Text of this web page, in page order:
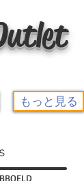
utlet
もっと見る
BBQELD